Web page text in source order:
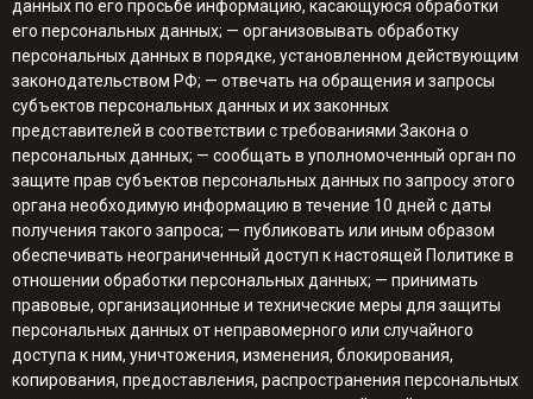
данных по его просьбе информацию, касающуюся обработки
его персональных данных; — организовывать обработку
персональных данных в порядке, установленном действующим
законодательством РФ; — отвечать на обращения и запросы
субъектов персональных данных и их законных
представителей в соответствии с требованиями Закона о
персональных данных; — сообщать в уполномоченный орган по
защите прав субъектов персональных данных по запросу этого
органа необходимую информацию в течение 10 дней с даты
получения такого запроса; — публиковать или иным образом
обеспечивать неограниченный доступ к настоящей Политике в
отношении обработки персональных данных; — принимать
правовые, организационные и технические меры для защиты
персональных данных от неправомерного или случайного
доступа к ним, уничтожения, изменения, блокирования,
копирования, предоставления, распространения персональных